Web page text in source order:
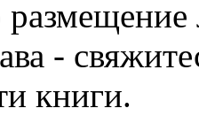
-
книги.